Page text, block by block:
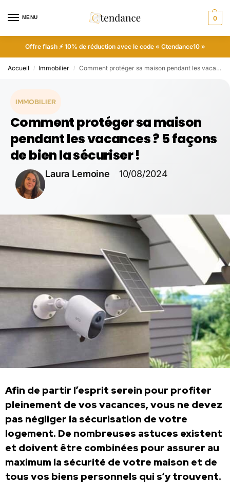
MENU 0
Offre flash ⚡ 10% de réduction avec le code « Ctendance10 »
Accueil / Immobilier / Comment protéger sa maison pendant les vacances ? 5 façons de bien la sécuriser !
IMMOBILIER
Comment protéger sa maison
pendant les vacances ? 5 façons
de bien la sécuriser !
Laura Lemoine 10/08/2024
Afin de partir l’esprit serein pour profiter
pleinement de vos vacances, vous ne devez
pas négliger la sécurisation de votre
logement. De nombreuses astuces existent
et doivent être combinées pour assurer au
maximum la sécurité de votre maison et de
tous vos biens personnels qui s’y trouvent.